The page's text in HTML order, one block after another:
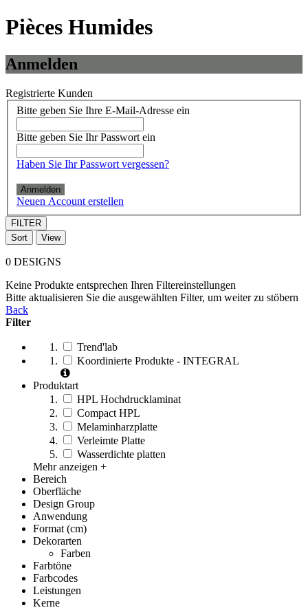
Pièces Humides
Anmelden
Registrierte Kunden
Bitte geben Sie Ihre E-Mail-Adresse ein
Bitte geben Sie Ihr Passwort ein
Haben Sie Ihr Passwort vergessen?
Anmelden
Neuen Account erstellen
FILTER
Sort
View
0 DESIGNS
Keine Produkte entsprechen Ihren Filtereinstellungen
Bitte aktualisieren Sie die ausgewählten Filter, um weiter zu stöbern
Back
Filter
Trend'lab
Koordinierte Produkte - INTEGRAL
Produktart
HPL Hochdrucklaminat
Compact HPL
Melaminharzplatte
Verleimte Platte
Wasserdichte platten
Mehr anzeigen +
Bereich
Oberfläche
Design Group
Anwendung
Format (cm)
Dekorarten
Farben
Farbtöne
Farbcodes
Leistungen
Kerne